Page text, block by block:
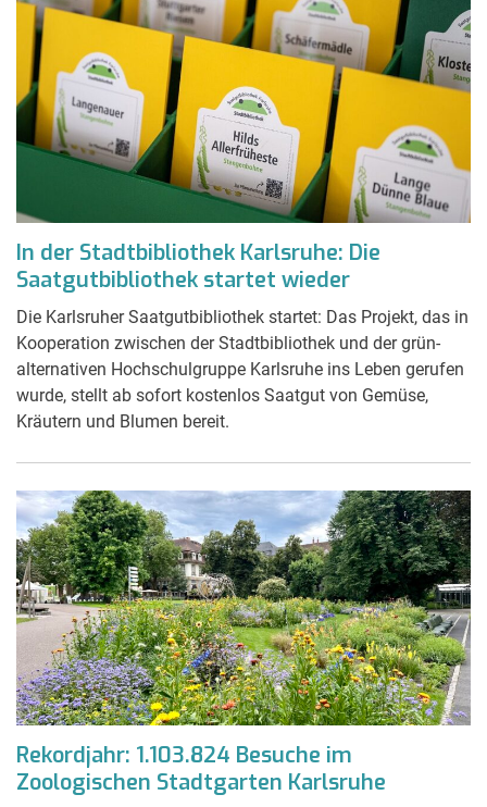
In der Stadtbibliothek Karlsruhe: Die
Saatgutbibliothek startet wieder
Die Karlsruher Saatgutbibliothek startet: Das Projekt, das in
Kooperation zwischen der Stadtbibliothek und der grün-
alternativen Hochschulgruppe Karlsruhe ins Leben gerufen
wurde, stellt ab sofort kostenlos Saatgut von Gemüse,
Kräutern und Blumen bereit.
Rekordjahr: 1.103.824 Besuche im
Zoologischen Stadtgarten Karlsruhe